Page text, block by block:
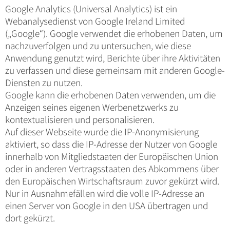
Google Analytics (Universal Analytics) ist ein
Webanalysedienst von Google Ireland Limited
(„Google“). Google verwendet die erhobenen Daten, um
nachzuverfolgen und zu untersuchen, wie diese
Anwendung genutzt wird, Berichte über ihre Aktivitäten
zu verfassen und diese gemeinsam mit anderen Google-
Diensten zu nutzen.
Google kann die erhobenen Daten verwenden, um die
Anzeigen seines eigenen Werbenetzwerks zu
kontextualisieren und personalisieren.
Auf dieser Webseite wurde die IP-Anonymisierung
aktiviert, so dass die IP-Adresse der Nutzer von Google
innerhalb von Mitgliedstaaten der Europäischen Union
oder in anderen Vertragsstaaten des Abkommens über
den Europäischen Wirtschaftsraum zuvor gekürzt wird.
Nur in Ausnahmefällen wird die volle IP-Adresse an
einen Server von Google in den USA übertragen und
dort gekürzt.